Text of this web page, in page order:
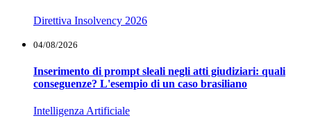
Direttiva Insolvency 2026
04/08/2026
Inserimento di prompt sleali negli atti giudiziari: quali
conseguenze? L'esempio di un caso brasiliano
Intelligenza Artificiale